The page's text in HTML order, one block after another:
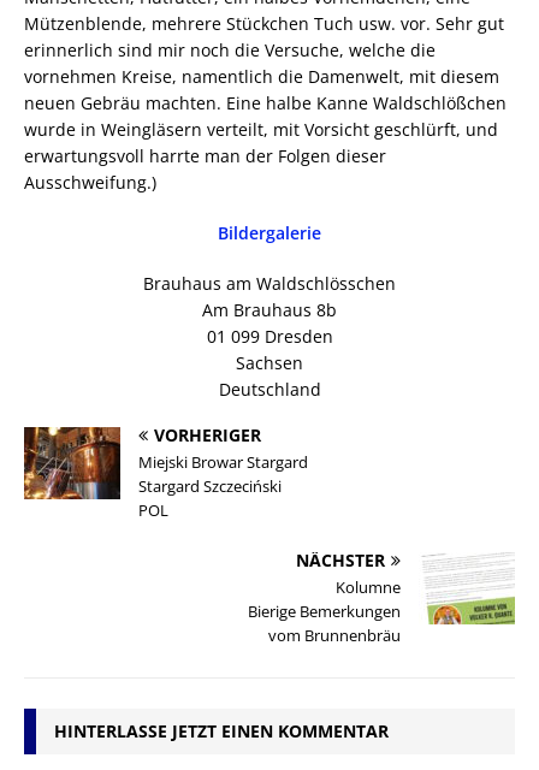
Mützenblende, mehrere Stückchen Tuch usw. vor. Sehr gut
erinnerlich sind mir noch die Versuche, welche die
vornehmen Kreise, namentlich die Damenwelt, mit diesem
neuen Gebräu machten. Eine halbe Kanne Waldschlößchen
wurde in Weingläsern verteilt, mit Vorsicht geschlürft, und
erwartungsvoll harrte man der Folgen dieser
Ausschweifung.)
Bildergalerie
Brauhaus am Waldschlösschen
Am Brauhaus 8b
01 099 Dresden
Sachsen
Deutschland
VORHERIGER
Miejski Browar Stargard
Stargard Szczeciński
POL
NÄCHSTER
Kolumne
Bierige Bemerkungen
vom Brunnenbräu
HINTERLASSE JETZT EINEN KOMMENTAR